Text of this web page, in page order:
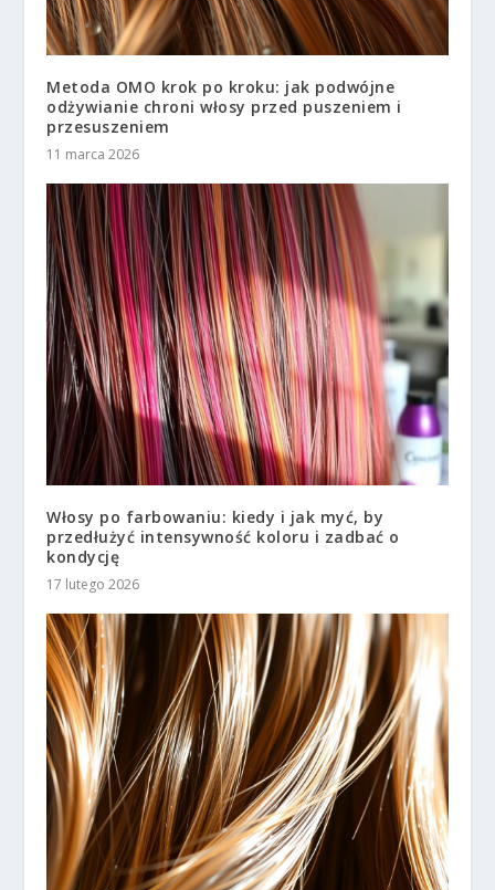
Metoda OMO krok po kroku: jak podwójne
odżywianie chroni włosy przed puszeniem i
przesuszeniem
11 marca 2026
Włosy po farbowaniu: kiedy i jak myć, by
przedłużyć intensywność koloru i zadbać o
kondycję
17 lutego 2026